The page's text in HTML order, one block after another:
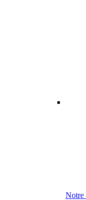
Notre